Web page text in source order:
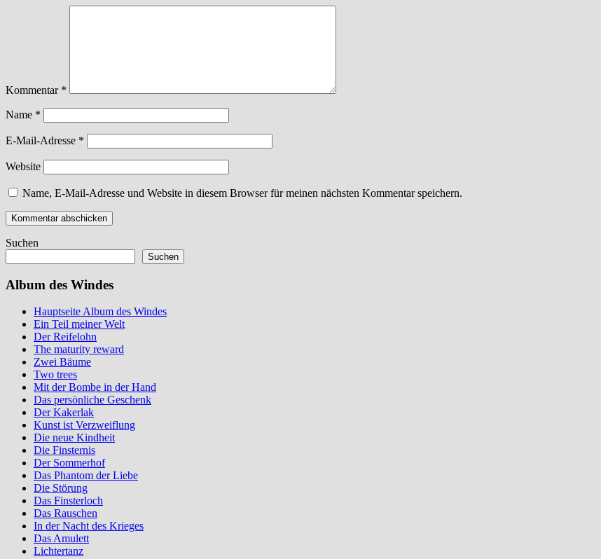
Kommentar *
Name *
E-Mail-Adresse *
Website
Name, E-Mail-Adresse und Website in diesem Browser für meinen nächsten Kommentar speichern.
Suchen
Suchen
Album des Windes
Hauptseite Album des Windes
Ein Teil meiner Welt
Der Reifelohn
The maturity reward
Zwei Bäume
Two trees
Mit der Bombe in der Hand
Das persönliche Geschenk
Der Kakerlak
Kunst ist Verzweiflung
Die neue Kindheit
Die Finsternis
Der Sommerhof
Das Phantom der Liebe
Die Störung
Das Finsterloch
Das Rauschen
In der Nacht des Krieges
Das Amulett
Lichtertanz